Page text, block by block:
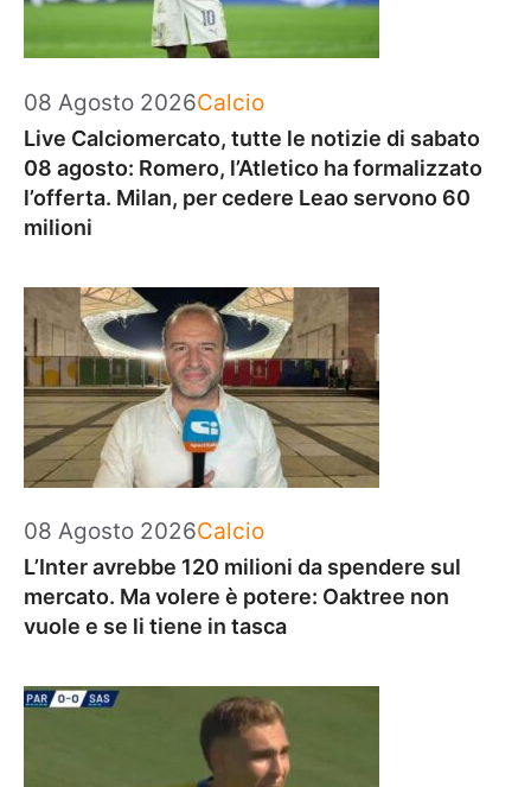
08 Agosto 2026Categorie
Calcio
Live Calciomercato, tutte le notizie di sabato
08 agosto: Romero, l’Atletico ha formalizzato
l’offerta. Milan, per cedere Leao servono 60
milioni
08 Agosto 2026Categorie
Calcio
L’Inter avrebbe 120 milioni da spendere sul
mercato. Ma volere è potere: Oaktree non
vuole e se li tiene in tasca